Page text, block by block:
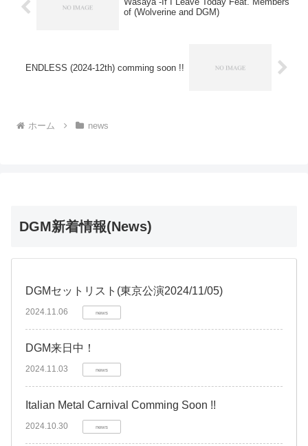
of (Wolverine and DGM)
ENDLESS (2024-12th) comming soon !!
ホーム news
DGM新着情報(News)
DGMセットリスト(東京公演2024/11/05)
2024.11.06 news
DGM来日中！
2024.11.03 news
Italian Metal Carnival Comming Soon !!
2024.10.30 news